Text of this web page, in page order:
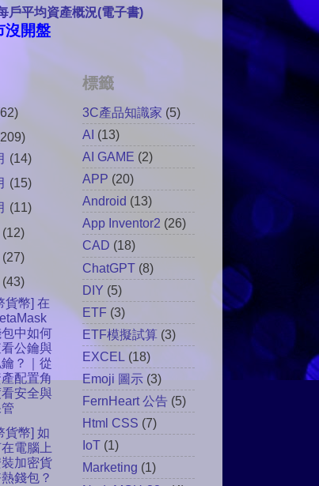
戶平均資產概況(電子書)
沒開盤
(14)
(15)
(11)
(12)
(27)
(43)
貨幣] 在
中如何
公鑰與
？｜從
配置角
看安全與
貨幣] 如
電腦上
加密貨
錢包？
標籤
3C產品知識家 (5)
AI (13)
AI GAME (2)
APP (20)
Android (13)
App Inventor2 (26)
CAD (18)
ChatGPT (8)
DIY (5)
ETF (3)
ETF模擬試算 (3)
EXCEL (18)
Emoji 圖示 (3)
FernHeart 公告 (5)
Html CSS (7)
IoT (1)
Marketing (1)